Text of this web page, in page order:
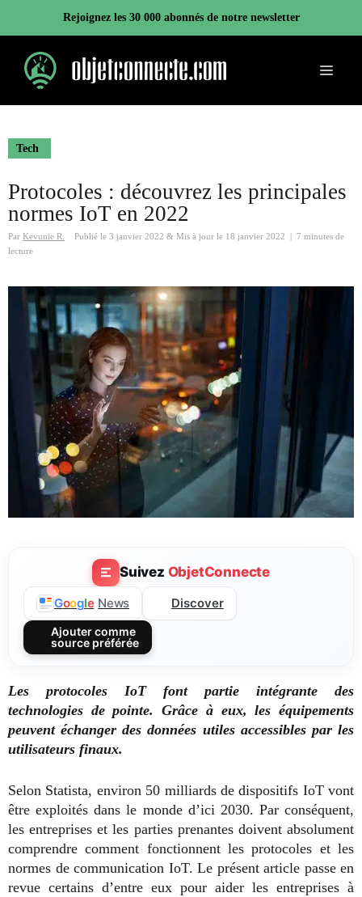
contenu
Rejoignez les 30 000 abonnés de notre newsletter
Menu
Tech
Protocoles : découvrez les principales
normes IoT en 2022
Par Kevunie R. Publié le 3 janvier 2022 & Mis à jour le 18 janvier 2022
7 minutes de
lecture
Suivez ObjetConnecte
Google News Discover
Ajouter comme
source préférée
Les protocoles IoT font partie intégrante des
technologies de pointe. Grâce à eux, les équipements
peuvent échanger des données utiles accessibles par les
utilisateurs finaux.
Selon Statista, environ 50 milliards de dispositifs IoT vont
être exploités dans le monde d’ici 2030. Par conséquent,
les entreprises et les parties prenantes doivent absolument
comprendre comment fonctionnent les protocoles et les
normes de communication IoT. Le présent article passe en
revue certains d’entre eux pour aider les entreprises à